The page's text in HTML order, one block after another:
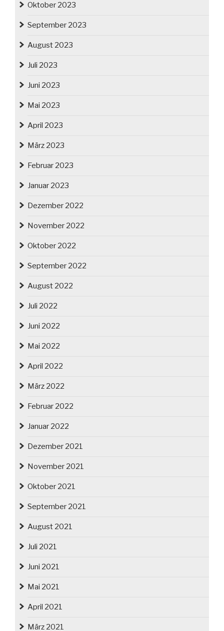
Oktober 2023
September 2023
August 2023
Juli 2023
Juni 2023
Mai 2023
April 2023
März 2023
Februar 2023
Januar 2023
Dezember 2022
November 2022
Oktober 2022
September 2022
August 2022
Juli 2022
Juni 2022
Mai 2022
April 2022
März 2022
Februar 2022
Januar 2022
Dezember 2021
November 2021
Oktober 2021
September 2021
August 2021
Juli 2021
Juni 2021
Mai 2021
April 2021
März 2021